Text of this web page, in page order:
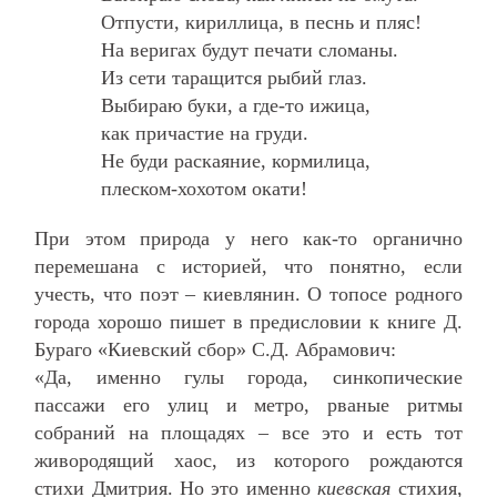
Отпусти, кириллица, в песнь и пляс!
На веригах будут печати сломаны.
Из сети таращится рыбий глаз.
Выбираю буки, а где-то ижица,
как причастие на груди.
Не буди раскаяние, кормилица,
плеском-хохотом окати!
При этом природа у него как-то органично
перемешана с историей, что понятно, если
учесть, что поэт – киевлянин. О топосе родного
города хорошо пишет в предисловии к книге Д.
Бураго «Киевский сбор» С.Д. Абрамович:
«Да, именно гулы города, синкопические
пассажи его улиц и метро, рваные ритмы
собраний на площадях – все это и есть тот
живородящий хаос, из которого рождаются
стихи Дмитрия. Но это именнокиевская стихия,